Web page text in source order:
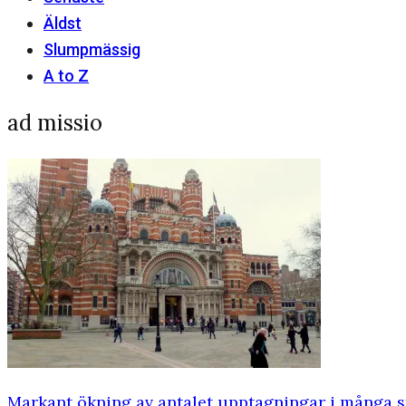
Äldst
Slumpmässig
A to Z
ad missio